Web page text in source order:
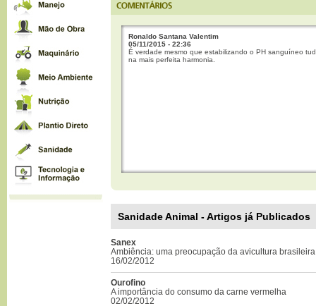
Ronaldo Santana Valentim
05/11/2015 - 22:36
É verdade mesmo que estabilizando o PH sanguíneo
na mais perfeita harmonia.
Sanidade Animal - Artigos já Publicados
Sanex
Ambiência: uma preocupação da avicultura brasileira
16/02/2012
Ourofino
A importância do consumo da carne vermelha
02/02/2012